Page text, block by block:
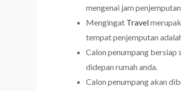
mengenai jam
Mengingat Travel
tempat penjemputan
Calon penumpang
didepan rumah anda.
Calon penumpang akan